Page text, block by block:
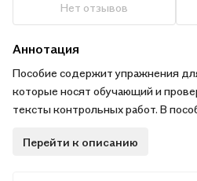
Нет отзывов
Аннотация
Пособие содержит упражнения
которые носят обучающий и
тексты контрольных работ. В
Перейти к описанию